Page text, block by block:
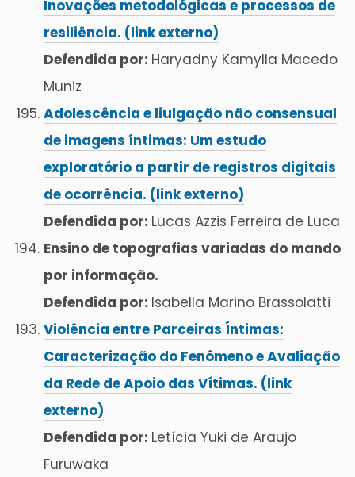
Inovações metodológicas e processos de
resiliência. (link externo)
Defendida por: Haryadny Kamylla Macedo
Muniz
Adolescência e liulgação não consensual
de imagens íntimas: Um estudo
exploratório a partir de registros digitais
de ocorrência. (link externo)
Defendida por: Lucas Azzis Ferreira de Luca
Ensino de topografias variadas do mando
por informação.
Defendida por: Isabella Marino Brassolatti
Violência entre Parceiras Íntimas:
Caracterização do Fenômeno e Avaliação
da Rede de Apoio das Vítimas. (link
externo)
Defendida por: Letícia Yuki de Araujo
Furuwaka